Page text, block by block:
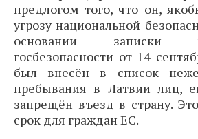
предлогом того, что он,
угрозу национальной
основании
госбезопасности от 14
был внесён в список
пребывания в Латвии лиц,
запрещён въезд в страну.
срок для граждан ЕС.